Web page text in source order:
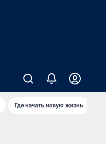
Где начать новую жизнь